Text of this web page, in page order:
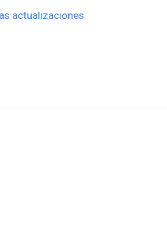
actualizaciones